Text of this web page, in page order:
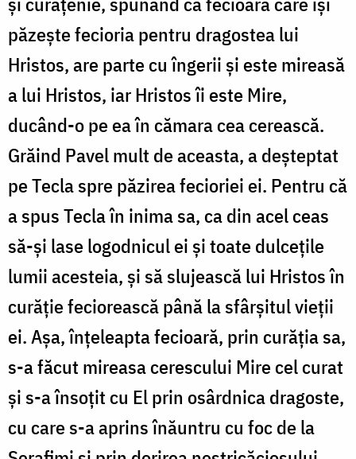
păzește fecioria pentru dragostea lui
Hristos, are parte cu îngerii și este mireasă
a lui Hristos, iar Hristos îi este Mire,
ducând-o pe ea în cămara cea cerească.
Grăind Pavel mult de aceasta, a deșteptat
pe Tecla spre păzirea fecioriei ei. Pentru că
a spus Tecla în inima sa, ca din acel ceas
să-și lase logodnicul ei și toate dulcețile
lumii acesteia, și să slujească lui Hristos în
curăție feciorească până la sfârșitul vieții
ei. Așa, înțeleapta fecioară, prin curăția sa,
s-a făcut mireasa cerescului Mire cel curat
și s-a însoțit cu El prin osârdnica dragoste,
cu care s-a aprins înăuntru cu foc de la